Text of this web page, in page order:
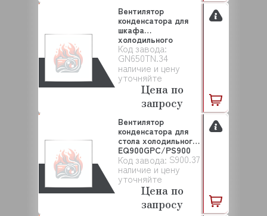
Код завода:
GN650TN.34
наличие и цену
уточняйте
Вентилятор
конденсатора для
шкафа
холодильного
EQ65CR/GN650TN
EQT...
Цена по
запросу
Код завода: S900.37
наличие и цену
уточняйте
Вентилятор
конденсатора для
стола холодильного
EQ900GPC/PS900
EQT...
Цена по
запросу